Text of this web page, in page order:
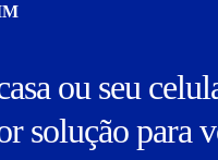
ou seu
solução para